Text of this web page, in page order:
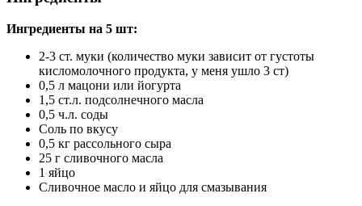
Ингредиенты на 5 шт:
2-3 ст. муки (количество муки зависит от густоты
кисломолочного продукта, у меня ушло 3 ст)
0,5 л мацони или йогурта
1,5 ст.л. подсолнечного масла
0,5 ч.л. соды
Соль по вкусу
0,5 кг рассольного сыра
25 г сливочного масла
1 яйцо
Сливочное масло и яйцо для смазывания